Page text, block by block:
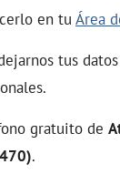
en tu Área
tus
gratuito de
.